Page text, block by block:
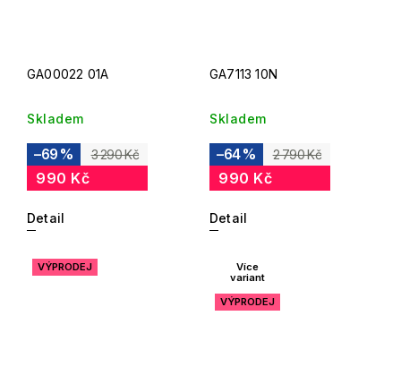
GA00022 01A
Skladem
3 290 Kč
–69 %
990 Kč
Detail
GA7113 10N
Skladem
2 790 Kč
–64 %
990 Kč
Detail
VÝPRODEJ
Více
variant
VÝPRODEJ